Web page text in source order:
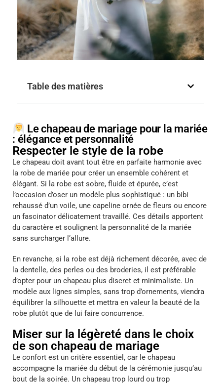
Table des matières
Le chapeau de mariage pour la mariée
: élégance et personnalité
Respecter le style de la robe
Le chapeau doit avant tout être en parfaite harmonie avec
la robe de mariée pour créer un ensemble cohérent et
élégant. Si la robe est sobre, fluide et épurée, c’est
l’occasion d’oser un modèle plus sophistiqué : un bibi
rehaussé d’un voile, une capeline ornée de fleurs ou encore
un fascinator délicatement travaillé. Ces détails apportent
du caractère et soulignent la personnalité de la mariée
sans surcharger l’allure.
En revanche, si la robe est déjà richement décorée, avec de
la dentelle, des perles ou des broderies, il est préférable
d’opter pour un chapeau plus discret et minimaliste. Un
modèle aux lignes simples, sans trop d’ornements, viendra
équilibrer la silhouette et mettra en valeur la beauté de la
robe plutôt que de lui faire concurrence.
Miser sur la légèreté dans le choix
de son chapeau de mariage
Le confort est un critère essentiel, car le chapeau
accompagne la mariée du début de la cérémonie jusqu’au
bout de la soirée. Un chapeau trop lourd ou trop